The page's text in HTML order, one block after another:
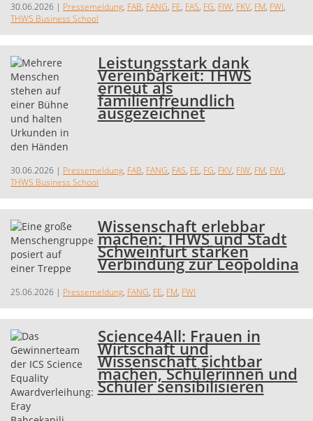
30.06.2026 | Pressemeldung, FAB, FANG, FE, FAS, FG, FIW, FKV, FM, FWI,
THWS Business School
Leistungsstark dank
Vereinbarkeit: THWS
erneut als
familienfreundlich
ausgezeichnet
30.06.2026 | Pressemeldung, FAB, FANG, FAS, FE, FG, FKV, FIW, FM, FWI,
THWS Business School
Wissenschaft erlebbar
machen: THWS und Stadt
Schweinfurt stärken
Verbindung zur Leopoldina
25.06.2026 | Pressemeldung, FANG, FE, FM, FWI
Science4All: Frauen in
Wirtschaft und
Wissenschaft sichtbar
machen, Schülerinnen und
Schüler sensibilisieren